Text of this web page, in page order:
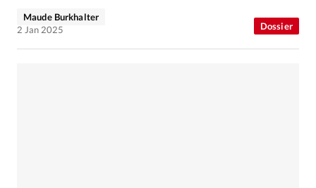
Dossier
Maude Burkhalter
2 Jan 2025